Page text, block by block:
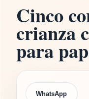
Cinco
crianza
para
WhatsApp